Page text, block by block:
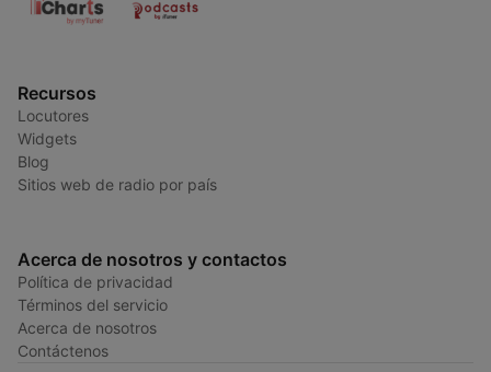
Recursos
Locutores
Widgets
Blog
Sitios web de radio por país
Acerca de nosotros y contactos
Política de privacidad
Términos del servicio
Acerca de nosotros
Contáctenos